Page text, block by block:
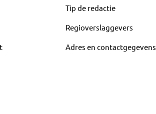
Tip de redactie
Regioverslaggevers
Adres en contactgegevens